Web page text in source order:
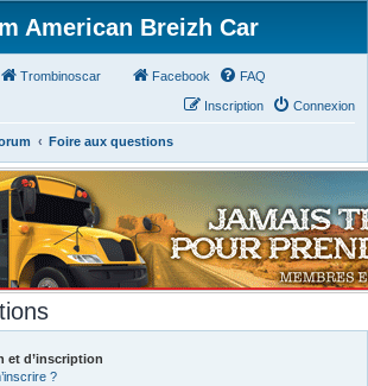
American Breizh Car
Trombinoscar Facebook FAQ
Connexion
Inscription
Foire aux questions
et d’inscription
?